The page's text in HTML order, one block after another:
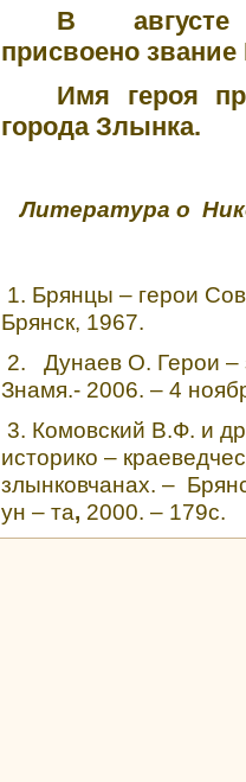
В августе
присвоено
Имя героя
города Злынка.
Литература о
1. Брянцы – герои
Брянск, 1967.
2.
Дунаев О. Герои –
Знамя.- 2006. – 4
3. Комовский В.Ф. и
историко –
злынковчанах. –
ун – та, 2000. – 179с.